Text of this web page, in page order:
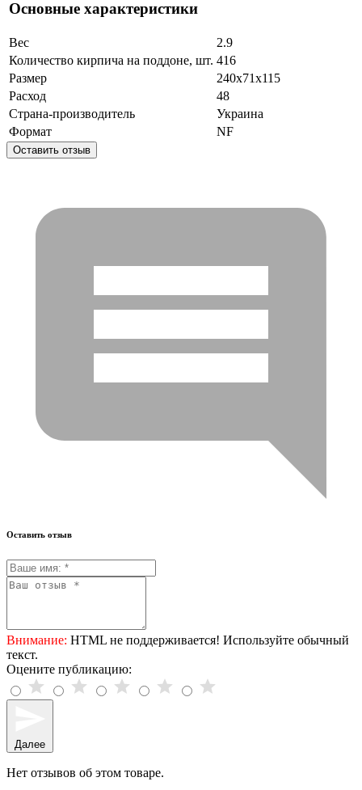
Основные характеристики
Вес
2.9
Количество кирпича на поддоне, шт. 416
Размер
240x71x115
Расход
48
Страна-производитель
Украина
Формат
NF
Оставить отзыв
Оставить отзыв
Внимание: HTML не поддерживается! Используйте обычный
текст.
Оцените публикацию:
Далее
Нет отзывов об этом товаре.